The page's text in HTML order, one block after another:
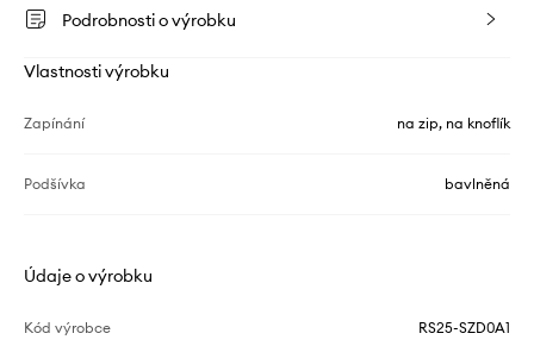
Podrobnosti o výrobku
Vlastnosti výrobku
Zapínání na zip, na knoflík
Podšívka bavlněná
Údaje o výrobku
Kód výrobce RS25-SZD0A1